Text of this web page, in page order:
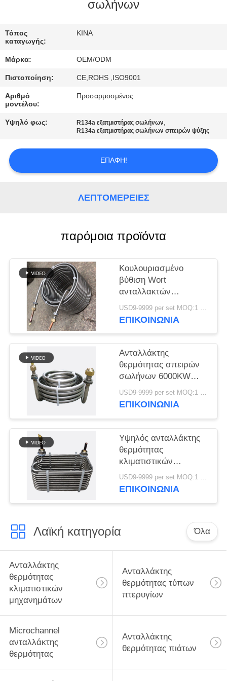
ΜΑΣ
ΕΛΆΤΕ
ΕΠΑΦΉ
ΜΕ
ΠΕΡΙΠΤΏΣΕΙΣ
PRIVACY
σωλήνων
Τόπος
καταγωγής:
ΚΙΝΑ
Μάρκα: OEM/ODM
Πιστοποίηση: CE,ROHS ,ISO9001
Αριθμό
μοντέλου:
Προσαρμοσμένος
Υψηλό φως: R134a εξατμιστήρας σωλήνων,
R134a εξατμιστήρας σωλήνων σπειρών ψύξης
ΕΠΑΦΉ!
ΛΕΠΤΟΜΈΡΕΙΕΣ
παρόμοια προϊόντα
Κουλουριασμένο
βύθιση Wort
ανταλλακτών
θερμότητας σωλήνων
πιό ψυχρό ανοξείδωτο
USD9-9999 per set MOQ:1 PC
ΕΠΙΚΟΙΝΩΝΊΑ
Ανταλλάκτης
θερμότητας σπειρών
σωλήνων 6000KW
τιτανίου εξατμιστήρων
ενυδρείων
USD9-9999 per set MOQ:1 PC
ΕΠΙΚΟΙΝΩΝΊΑ
Υψηλός ανταλλάκτης
θερμότητας
κλιματιστικών
μηχανημάτων
σωλήνων 400Kw
USD9-9999 per set MOQ:1 PC
ΕΠΙΚΟΙΝΩΝΊΑ
Λαϊκή κατηγορία Όλα
Ανταλλάκτης
θερμότητας
κλιματιστικών
μηχανημάτων
Ανταλλάκτης
θερμότητας τύπων
πτερυγίων
Microchannel
ανταλλάκτης
θερμότητας
Ανταλλάκτης
θερμότητας πιάτων